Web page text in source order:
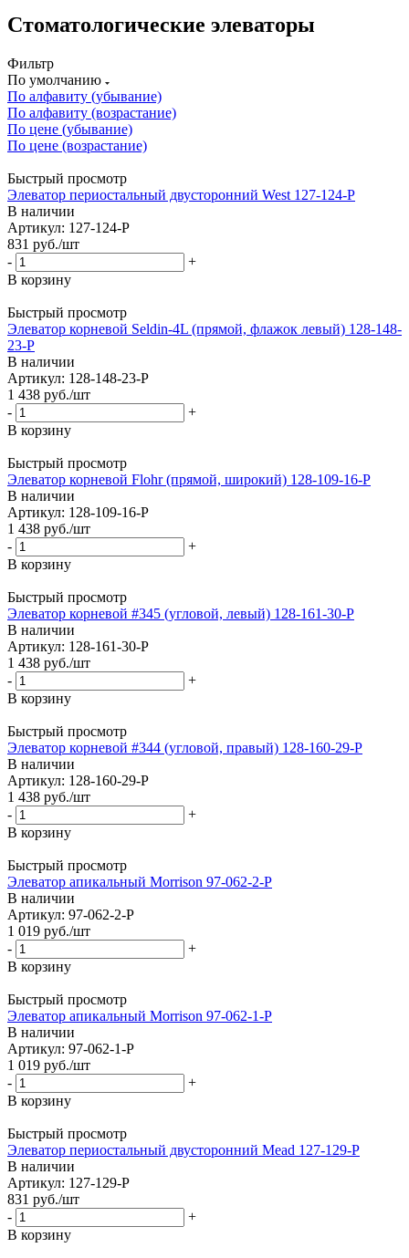
Стоматологические элеваторы
Фильтр
По умолчанию
По алфавиту (убывание)
По алфавиту (возрастание)
По цене (убывание)
По цене (возрастание)
Быстрый просмотр
Элеватор периостальный двусторонний West 127-124-P
В наличии
Артикул: 127-124-P
831 руб./шт
-
+
В корзину
Быстрый просмотр
Элеватор корневой Seldin-4L (прямой, флажок левый) 128-148-
23-P
В наличии
Артикул: 128-148-23-P
1 438 руб./шт
-
+
В корзину
Быстрый просмотр
Элеватор корневой Flohr (прямой, широкий) 128-109-16-P
В наличии
Артикул: 128-109-16-P
1 438 руб./шт
-
+
В корзину
Быстрый просмотр
Элеватор корневой #345 (угловой, левый) 128-161-30-P
В наличии
Артикул: 128-161-30-P
1 438 руб./шт
-
+
В корзину
Быстрый просмотр
Элеватор корневой #344 (угловой, правый) 128-160-29-P
В наличии
Артикул: 128-160-29-P
1 438 руб./шт
-
+
В корзину
Быстрый просмотр
Элеватор апикальный Morrison 97-062-2-P
В наличии
Артикул: 97-062-2-P
1 019 руб./шт
-
+
В корзину
Быстрый просмотр
Элеватор апикальный Morrison 97-062-1-P
В наличии
Артикул: 97-062-1-P
1 019 руб./шт
-
+
В корзину
Быстрый просмотр
Элеватор периостальный двусторонний Mead 127-129-P
В наличии
Артикул: 127-129-P
831 руб./шт
-
+
В корзину